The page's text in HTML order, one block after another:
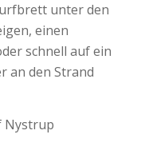
unter den
einen
schnell auf ein
an den Strand
Nystrup